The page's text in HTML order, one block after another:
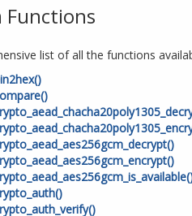
Functions
list of all the functions